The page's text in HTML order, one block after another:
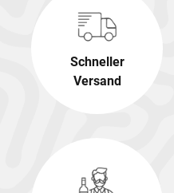
Schneller
Versand